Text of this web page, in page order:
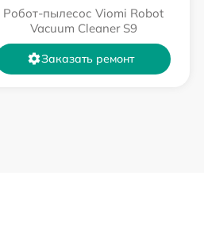
Робот-пылесос Viomi Robot
Vacuum Cleaner S9
Заказать ремонт